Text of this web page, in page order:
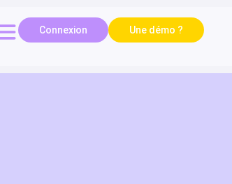
Connexion Une démo ?